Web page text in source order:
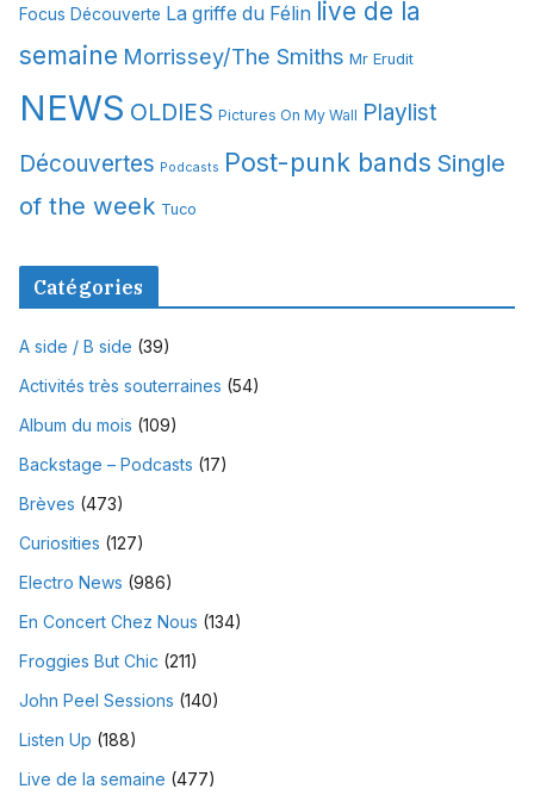
Focus Découverte La griffe du Félin live de la
semaine Morrissey/The Smiths Mr Erudit
NEWS OLDIES Pictures On My Wall Playlist
Découvertes Podcasts Post-punk bands Single
of the week Tuco
Catégories
A side / B side (39)
Activités très souterraines (54)
Album du mois (109)
Backstage – Podcasts (17)
Brèves (473)
Curiosities (127)
Electro News (986)
En Concert Chez Nous (134)
Froggies But Chic (211)
John Peel Sessions (140)
Listen Up (188)
Live de la semaine (477)